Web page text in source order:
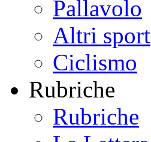
Pallavolo
Altri sport
Ciclismo
Rubriche
Rubriche